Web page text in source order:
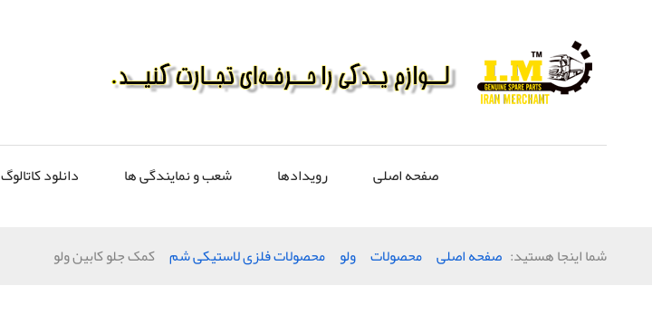
صفحه اصلی رویدادها شعب و نمایندگی ها دانلود کاتالوگ
شما اینجا هستید: صفحه اصلی محصولات ولو محصولات فلزی لاستیکی شم کمک جلو کابين ولو